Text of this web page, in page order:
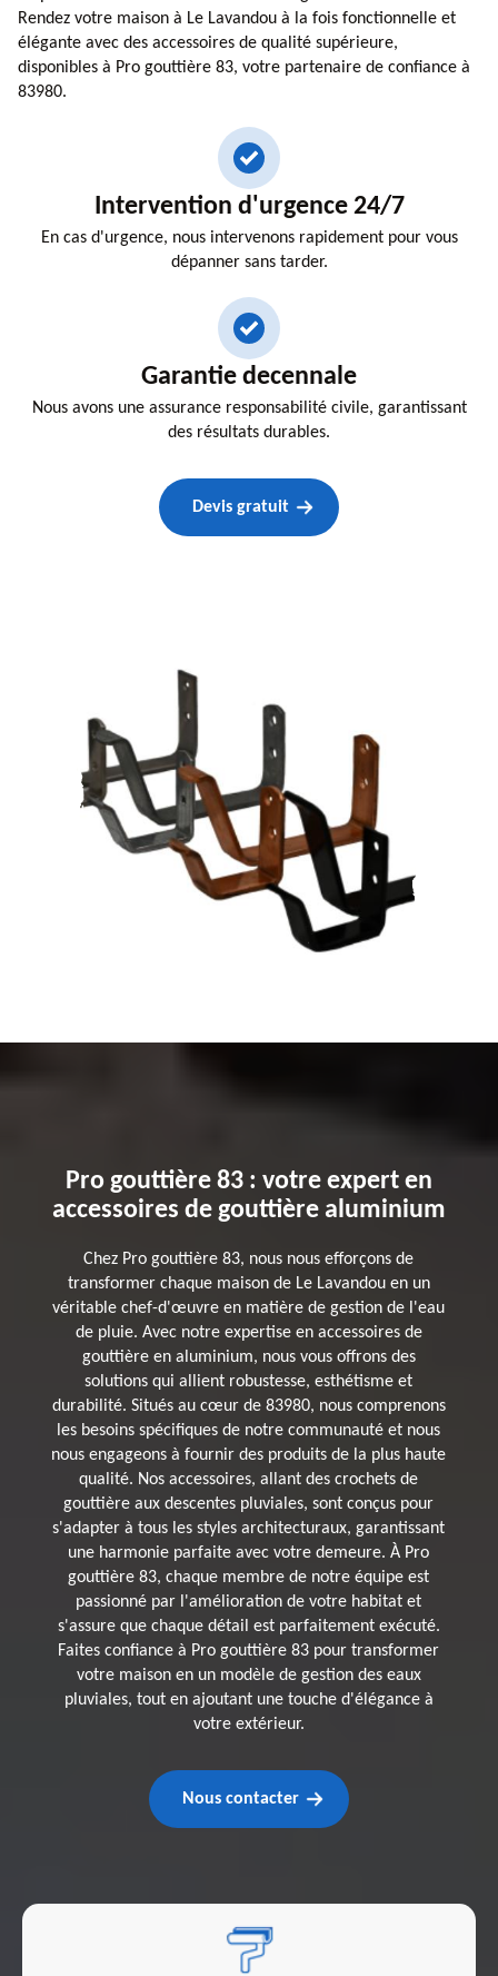
Rendez votre maison à Le Lavandou à la fois fonctionnelle et
élégante avec des accessoires de qualité supérieure,
disponibles à Pro gouttière 83, votre partenaire de confiance à
83980.
Intervention d'urgence 24/7
En cas d'urgence, nous intervenons rapidement pour vous
dépanner sans tarder.
Garantie decennale
Nous avons une assurance responsabilité civile, garantissant
des résultats durables.
Devis gratuit
Pro gouttière 83 : votre expert en
accessoires de gouttière aluminium
Chez Pro gouttière 83, nous nous efforçons de
transformer chaque maison de Le Lavandou en un
véritable chef-d'œuvre en matière de gestion de l'eau
de pluie. Avec notre expertise en accessoires de
gouttière en aluminium, nous vous offrons des
solutions qui allient robustesse, esthétisme et
durabilité. Situés au cœur de 83980, nous comprenons
les besoins spécifiques de notre communauté et nous
nous engageons à fournir des produits de la plus haute
qualité. Nos accessoires, allant des crochets de
gouttière aux descentes pluviales, sont conçus pour
s'adapter à tous les styles architecturaux, garantissant
une harmonie parfaite avec votre demeure. À Pro
gouttière 83, chaque membre de notre équipe est
passionné par l'amélioration de votre habitat et
s'assure que chaque détail est parfaitement exécuté.
Faites confiance à Pro gouttière 83 pour transformer
votre maison en un modèle de gestion des eaux
pluviales, tout en ajoutant une touche d'élégance à
votre extérieur.
Nous contacter